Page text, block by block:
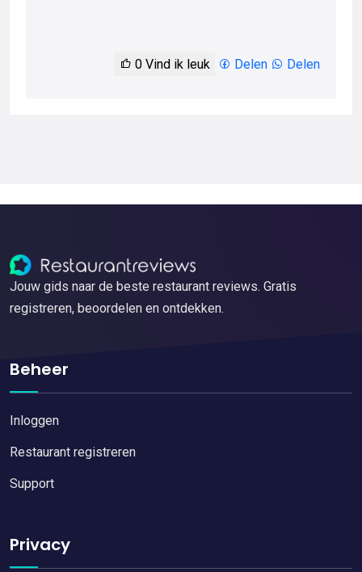
0 Vind ik leuk Delen Delen
Jouw gids naar de beste restaurant reviews. Gratis
registreren, beoordelen en ontdekken.
Beheer
Inloggen
Restaurant registreren
Support
Privacy